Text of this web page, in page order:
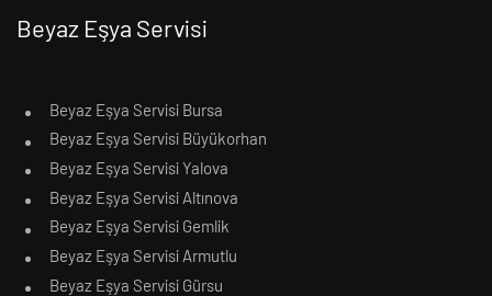
Beyaz Eşya Servisi
Beyaz Eşya Servisi Bursa
Beyaz Eşya Servisi Büyükorhan
Beyaz Eşya Servisi Yalova
Beyaz Eşya Servisi Altınova
Beyaz Eşya Servisi Gemlik
Beyaz Eşya Servisi Armutlu
Beyaz Eşya Servisi Gürsu